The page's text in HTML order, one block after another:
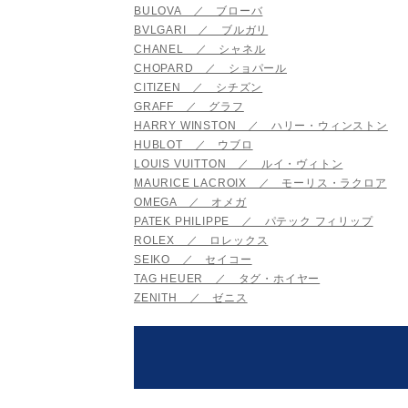
BULOVA ／ ブローバ
BVLGARI ／ ブルガリ
CHANEL ／ シャネル
CHOPARD ／ ショパール
CITIZEN ／ シチズン
GRAFF ／ グラフ
HARRY WINSTON ／ ハリー・ウィンストン
HUBLOT ／ ウブロ
LOUIS VUITTON ／ ルイ・ヴィトン
MAURICE LACROIX ／ モーリス・ラクロア
OMEGA ／ オメガ
PATEK PHILIPPE ／ パテック フィリップ
ROLEX ／ ロレックス
SEIKO ／ セイコー
TAG HEUER ／ タグ・ホイヤー
ZENITH ／ ゼニス